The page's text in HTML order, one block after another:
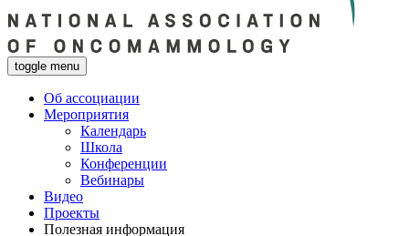
toggle menu
Об ассоциации
Мероприятия
Календарь
Школа
Конференции
Вебинары
Видео
Проекты
Полезная информация